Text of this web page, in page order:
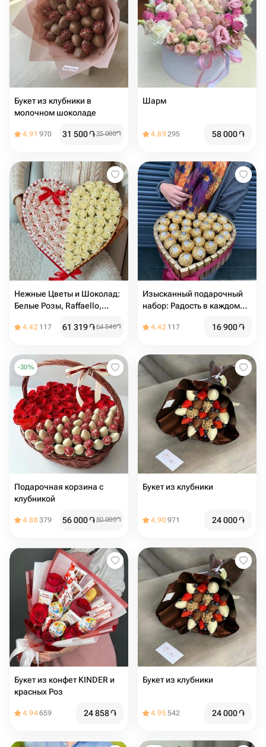
Букет из клубники в
молочном шоколаде
4.91 970 31 500֏35 000֏
Шарм
4.89295 58 000֏
Нежные Цветы и Шоколад:
Белые Розы, Raffaello,
4.42 117 61 319֏64 546֏
Изысканный подарочный
набор: Радость в каждом
4.42 117 16 900֏
-30%
Подарочная корзина с
клубникой
4.88379 56 000֏80 000֏
Букет из клубники
4.90971 24 000֏
Букет из конфет KINDER и
красных Роз
4.94659 24 858֏
Букет из клубники
4.95542 24 000֏